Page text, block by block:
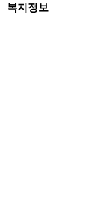
복지정보